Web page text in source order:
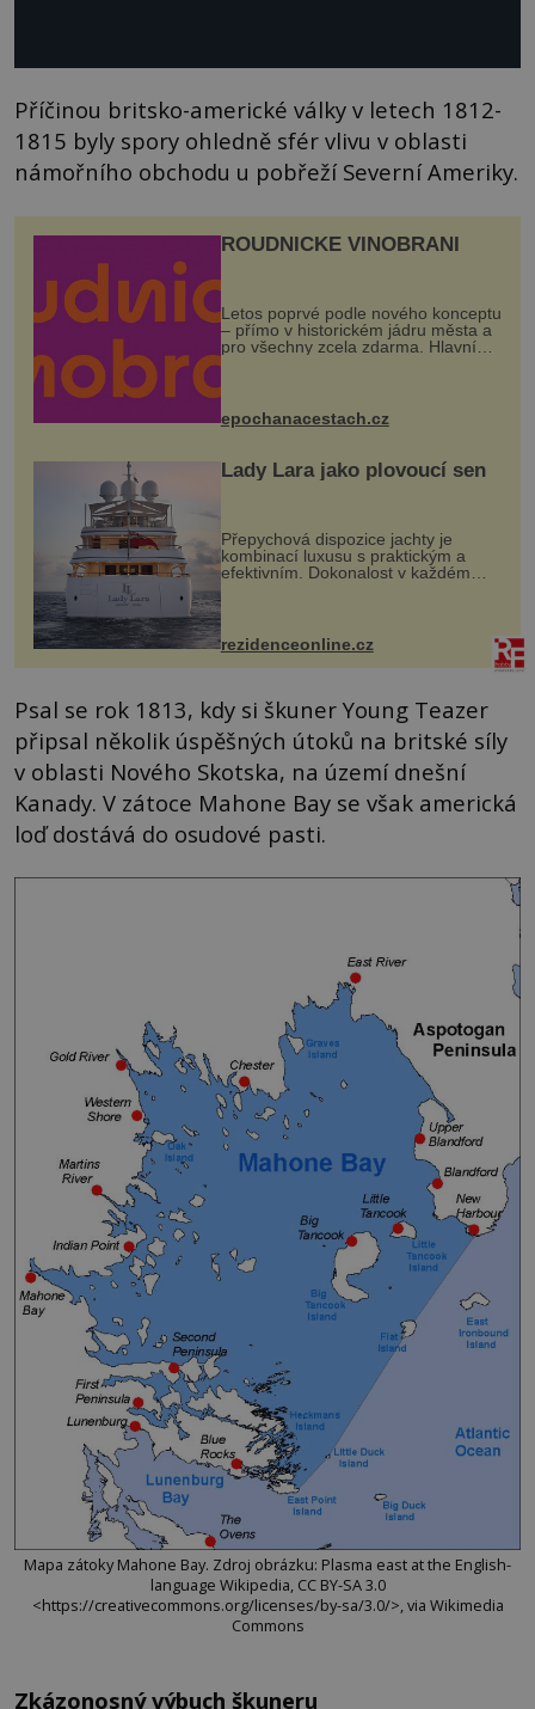
Příčinou britsko-americké války v letech 1812-
1815 byly spory ohledně sfér vlivu v oblasti
námořního obchodu u pobřeží Severní Ameriky.
ROUDNICKÉ VINOBRANÍ
Letos poprvé podle nového konceptu
– přímo v historickém jádru města a
pro všechny zcela zdarma. Hlavní
program se odehraje na Karlově a
mohou těšit na víno, burčák, pes...
epochanacestach.cz
Lady Lara jako plovoucí sen
Přepychová dispozice jachty je
kombinací luxusu s praktickým a
efektivním. Dokonalost v každém
detailu představuje značka Fendi
Casa, kterou byly vybaveny její
paluby. Monacký přístav nabízí
každoročn...
rezidenceonline.cz
Psal se rok 1813, kdy si škuner Young Teazer
připsal několik úspěšných útoků na britské síly
v oblasti Nového Skotska, na území dnešní
Kanady. V zátoce Mahone Bay se však americká
loď dostává do osudové pasti.
Mapa zátoky Mahone Bay. Zdroj obrázku: Plasma east at the English-
language Wikipedia, CC BY-SA 3.0
<https://creativecommons.org/licenses/by-sa/3.0/>, via Wikimedia
Commons
Zkázonosný výbuch škuneru